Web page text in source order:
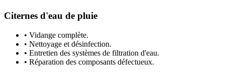
Citernes d'eau de pluie
• Vidange complète.
• Nettoyage et désinfection.
• Entretien des systèmes de filtration d'eau.
• Réparation des composants défectueux.